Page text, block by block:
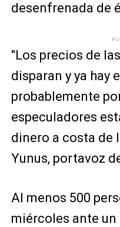
desenfrenada de
"Los precios de
disparan y ya hay
probablemente
especuladores
dinero a costa de
Yunus, portavoz
Al menos 500
miércoles ante un